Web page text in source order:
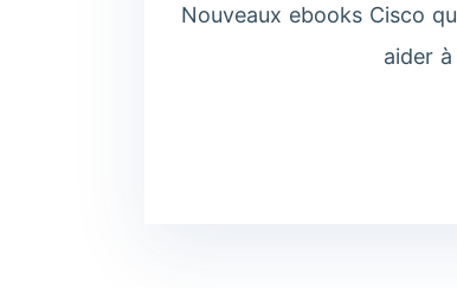
Nouveaux ebooks Cisco
aider